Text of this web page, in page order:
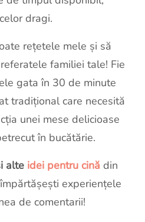
dragi.
rețetele mele și să
familiei tale! Fie
gata în 30 de minute
tradițional care necesită
unei mese delicioase
în bucătărie.
alte idei pentru cină din
experiențele
de comentarii!